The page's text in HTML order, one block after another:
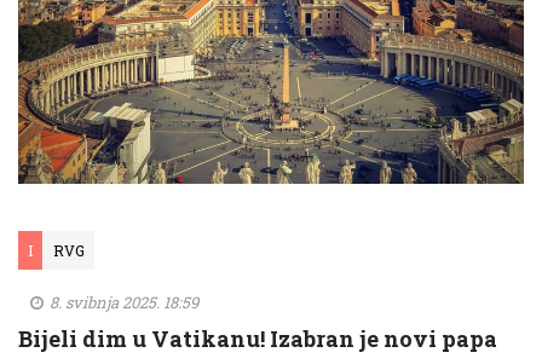
I RVG
8. svibnja 2025. 18:59
Bijeli dim u Vatikanu! Izabran je novi papa